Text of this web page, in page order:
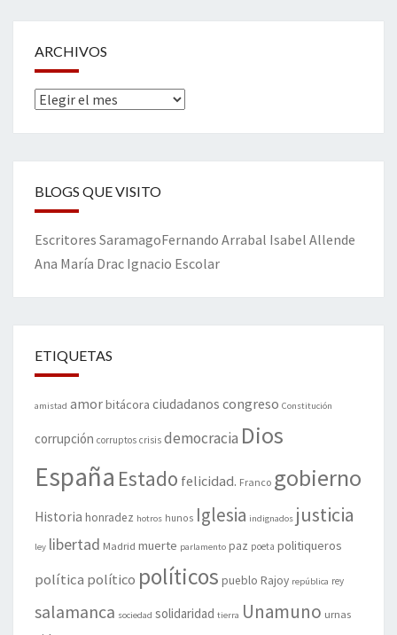
ARCHIVOS
Archivos
BLOGS QUE VISITO
Escritores SaramagoFernando Arrabal Isabel Allende
Ana María Drac Ignacio Escolar
ETIQUETAS
amistad amorbitácora ciudadanos congreso Constitución
corrupción corruptos crisis democracia Dios
España Estado felicidad. Franco gobierno
Historia honradez hotros hunos Iglesia indignados justicia
ley libertad Madrid muerte parlamento paz poeta politiqueros
política político políticos pueblo Rajoy república rey
salamanca sociedad solidaridad tierra Unamuno urnas